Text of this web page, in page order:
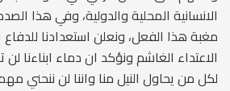
الانسانية المحلية والدولية، وفي هذا
مغبة هذا الفعل، ونعلن استعدادنا
الاعتداء الغاشم ونؤكد ان دماء ابناءنا
لكل من يحاول النيل منا واننا لن ننحني